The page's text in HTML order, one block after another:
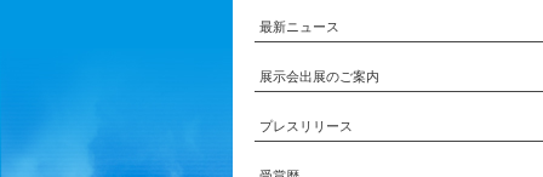
最新ニュース
展示会出展のご案内
プレスリリース